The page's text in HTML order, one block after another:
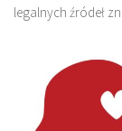
legalnych źródeł